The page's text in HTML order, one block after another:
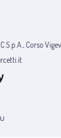
Corso